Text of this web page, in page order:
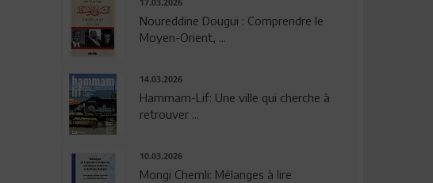
17.03.2026
Noureddine Dougui : Comprendre le
Moyen-Orient, ...
14.03.2026
Hammam-Lif: Une ville qui cherche à
retrouver ...
10.03.2026
Mongi Chemli: Mélanges à lire